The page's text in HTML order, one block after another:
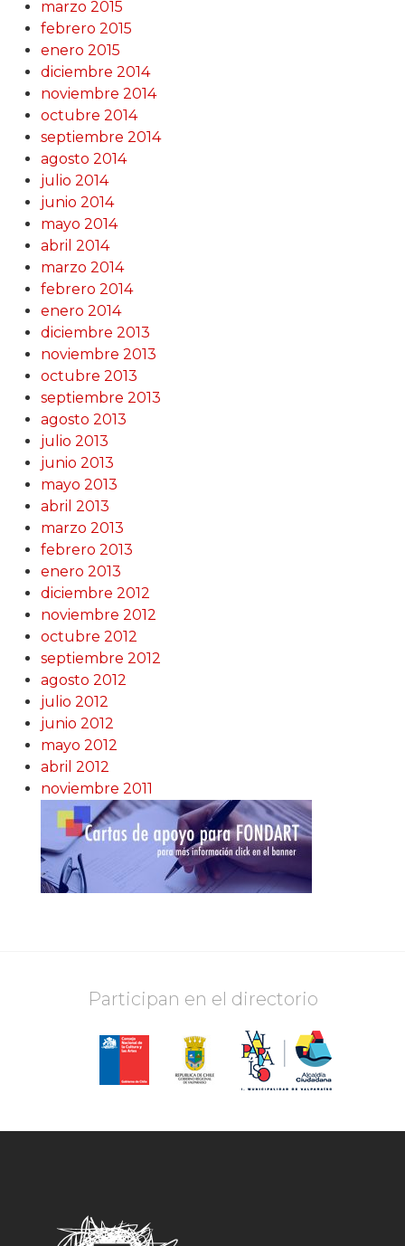
marzo 2015
febrero 2015
enero 2015
diciembre 2014
noviembre 2014
octubre 2014
septiembre 2014
agosto 2014
julio 2014
junio 2014
mayo 2014
abril 2014
marzo 2014
febrero 2014
enero 2014
diciembre 2013
noviembre 2013
octubre 2013
septiembre 2013
agosto 2013
julio 2013
junio 2013
mayo 2013
abril 2013
marzo 2013
febrero 2013
enero 2013
diciembre 2012
noviembre 2012
octubre 2012
septiembre 2012
agosto 2012
julio 2012
junio 2012
mayo 2012
abril 2012
noviembre 2011
Participan en el directorio